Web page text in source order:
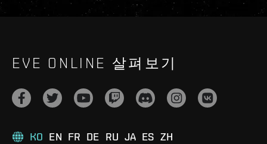
EVE ONLINE 살펴보기
KO EN FR DE RU JA ES ZH